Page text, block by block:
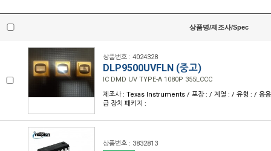
상품명/제조사/Spec
상품번호 : 4024328
DLP9500UVFLN (중고)
IC DMD UV TYPE-A 1080P 355LCCC
제조사 : Texas Instruments / 포장 : / 계열 : / 유형 : / 응
급 장치 패키지 :
상품번호 : 3832813